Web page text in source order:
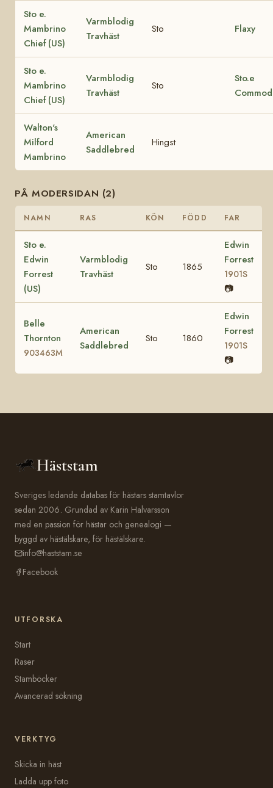
Sto e.
Mambrino
Chief (US)
Varmblodig
Travhäst
Sto Flaxy
Sto e.
Mambrino
Chief (US)
Varmblodig
Travhäst
Sto
Sto.e
Walton's
Milford
Mambrino
American
Saddlebred
Hingst
PÅ MODERSIDAN (2)
NAMN RAS KÖN FÖDD FAR
Sto e.
Edwin
Forrest
(US)
Varmblodig
Travhäst
Sto 1865
Edwin
Forrest
1901S
📷
Belle
Thornton
903463M
American
Saddlebred
Sto 1860
Edwin
Forrest
1901S
📷
Häststam
Sveriges ledande databas för hästars stamtavlor
sedan 2006. Grundad av Karin Halvarsson
med en passion för hästar och genealogi —
byggd av hästälskare, för hästälskare.
info@haststam.se
Facebook
UTFORSKA
Start
Raser
Stamböcker
Avancerad sökning
VERKTYG
Skicka in häst
Ladda upp foto